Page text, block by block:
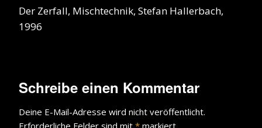
Der Zerfall, Mischtechnik, Stefan Hallerbach,
1996
Schreibe einen Kommentar
Deine E-Mail-Adresse wird nicht veröffentlicht.
Erforderliche Felder sind mit * markiert